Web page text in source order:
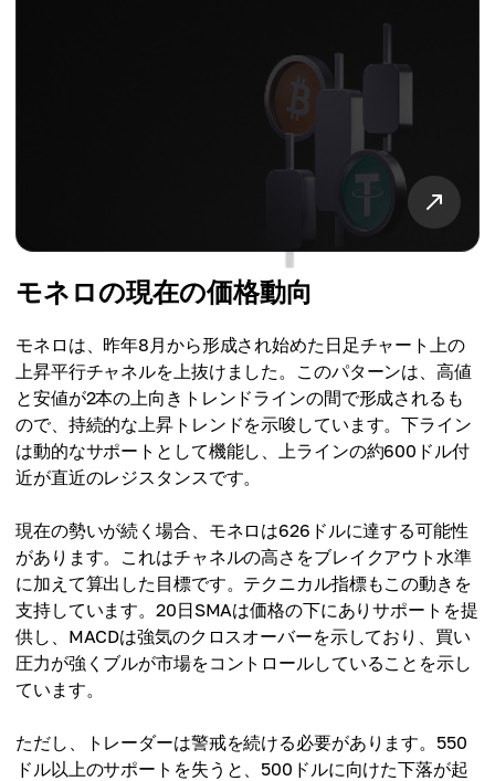
モネロの現在の価格動向
モネロは、昨年8月から形成され始めた日足チャート上の
上昇平行チャネルを上抜けました。このパターンは、高値
と安値が2本の上向きトレンドラインの間で形成されるも
ので、持続的な上昇トレンドを示唆しています。下ライン
は動的なサポートとして機能し、上ラインの約600ドル付
近が直近のレジスタンスです。
現在の勢いが続く場合、モネロは626ドルに達する可能性
があります。これはチャネルの高さをブレイクアウト水準
に加えて算出した目標です。テクニカル指標もこの動きを
支持しています。20日SMAは価格の下にありサポートを提
供し、MACDは強気のクロスオーバーを示しており、買い
圧力が強くブルが市場をコントロールしていることを示し
ています。
ただし、トレーダーは警戒を続ける必要があります。550
ドル以上のサポートを失うと、500ドルに向けた下落が起